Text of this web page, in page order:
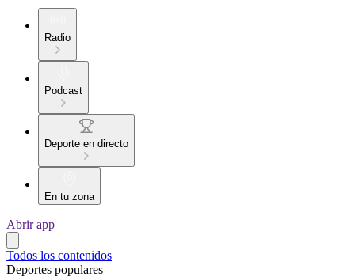
Radio
Podcast
Deporte en directo
En tu zona
Abrir app
Todos los contenidos
Deportes populares